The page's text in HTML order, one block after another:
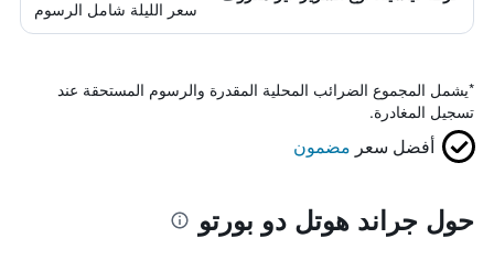
سعر الليلة شامل الرسوم
*يشمل المجموع الضرائب المحلية المقدرة والرسوم المستحقة عند
تسجيل المغادرة.
أفضل سعر مضمون
حول جراند هوتل دو بورتو